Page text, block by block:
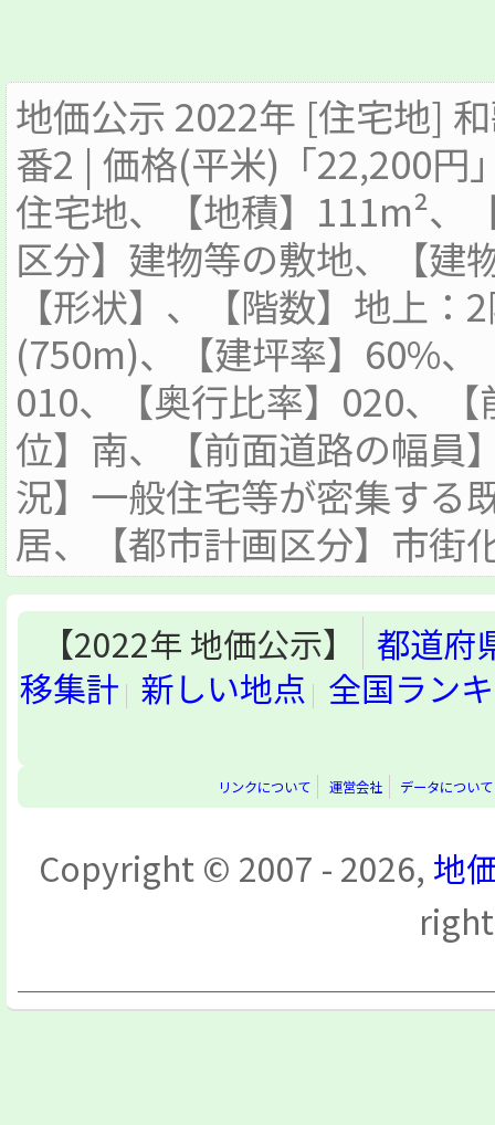
地価公示 2022年 [住宅地]
番2 | 価格(平米)「22,200円
住宅地、【地積】111m²、
区分】建物等の敷地、【建
【形状】、【階数】地上
(750m)、【建坪率】60%
010、【奥行比率】020、
位】南、【前面道路の幅員
況】一般住宅等が密集する
居、【都市計画区分】市街
【2022年 地価公示】
都道府
移集計 新しい地点 全国ラン
リンクについて 運営会社 データについて
Copyright © 2007 - 2026, 地